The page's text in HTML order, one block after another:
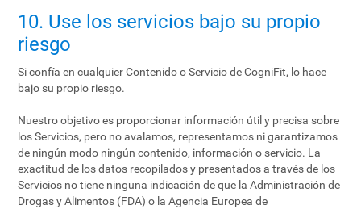
10. Use los servicios bajo su propio
riesgo
Si confía en cualquier Contenido o Servicio de CogniFit, lo hace
bajo su propio riesgo.
Nuestro objetivo es proporcionar información útil y precisa sobre
los Servicios, pero no avalamos, representamos ni garantizamos
de ningún modo ningún contenido, información o servicio. La
exactitud de los datos recopilados y presentados a través de los
Servicios no tiene ninguna indicación de que la Administración de
Drogas y Alimentos (FDA) o la Agencia Europea de